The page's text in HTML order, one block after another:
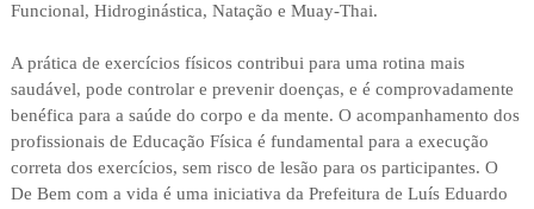
Funcional, Hidroginástica, Natação e Muay-Thai.
A prática de exercícios físicos contribui para uma rotina mais
saudável, pode controlar e prevenir doenças, e é comprovadamente
benéfica para a saúde do corpo e da mente. O acompanhamento dos
profissionais de Educação Física é fundamental para a execução
correta dos exercícios, sem risco de lesão para os participantes. O
De Bem com a vida é uma iniciativa da Prefeitura de Luís Eduardo